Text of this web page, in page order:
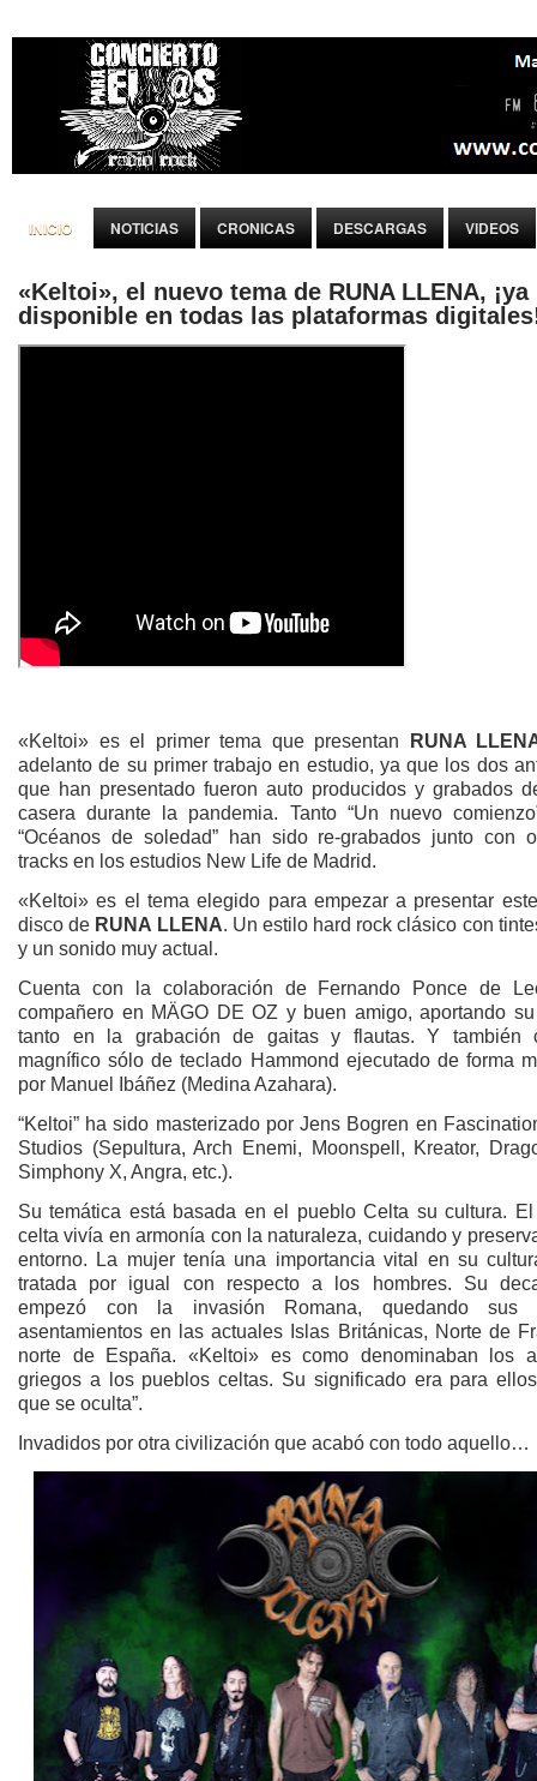
INICIO NOTICIAS CRONICAS DESCARGAS VIDEOS
«Keltoi», el nuevo tema de RUNA LLENA, ¡ya
disponible en todas las plataformas
«Keltoi» es el primer tema que presentan
RUNA
adelanto de su primer trabajo en estudio, ya que los dos
que han presentado fueron auto producidos y grabados
casera durante la pandemia. Tanto “Un nuevo
“Océanos de soledad” han sido re-grabados junto con
tracks en los estudios New Life de Madrid.
«Keltoi» es el tema elegido para empezar a presentar
disco de RUNA LLENA. Un estilo hard rock clásico con
y un sonido muy actual.
Cuenta con la colaboración de Fernando Ponce de
compañero en MÄGO DE OZ y buen amigo, aportando
tanto en la grabación de gaitas y flautas. Y también
magnífico sólo de teclado Hammond ejecutado de forma
por Manuel Ibáñez (Medina Azahara).
“Keltoi” ha sido masterizado por Jens Bogren en
Studios (Sepultura, Arch Enemi, Moonspell, Kreator,
Simphony X, Angra, etc.).
Su temática está basada en el pueblo Celta su cultura.
celta vivía en armonía con la naturaleza, cuidando y
entorno. La mujer tenía una importancia vital en su
tratada por igual con respecto a los hombres. Su
empezó con la invasión Romana, quedando sus
asentamientos en las actuales Islas Británicas, Norte de
norte de España. «Keltoi» es como denominaban los
griegos a los pueblos celtas. Su significado era para ellos
que se oculta”.
Invadidos por otra civilización que acabó con todo aquello…